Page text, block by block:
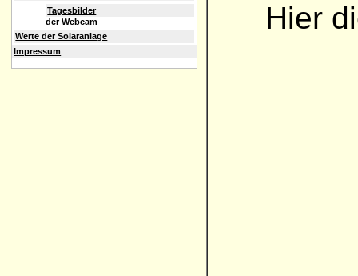
Hier
Tagesbilder
der Webcam
Werte der Solaranlage
Impressum